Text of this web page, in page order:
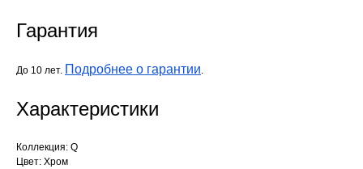
Гарантия
До 10 лет. Подробнее о гарантии.
Характеристики
Коллекция: Q
Цвет: Хром